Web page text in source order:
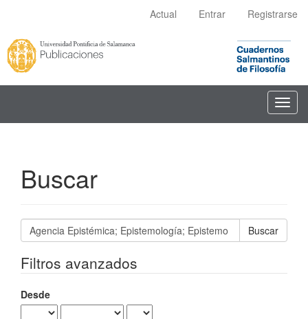
principal
Barra
lateral
Actual Entrar Registrarse
Buscar
Buscar
artículos
Filtros avanzados
Desde